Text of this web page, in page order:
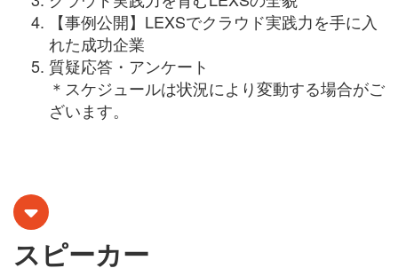
【事例公開】LEXSでクラウド実践力を手に入
れた成功企業
質疑応答・アンケート
＊スケジュールは状況により変動する場合がご
ざいます。
スピーカー